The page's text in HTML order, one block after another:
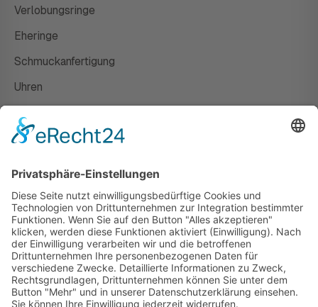
Verlobungsringe
Eheringe
Schmuckanfertigung
Uhren
Susanne Steiger
Geschäfte
Newsletter
Kontakt